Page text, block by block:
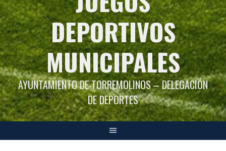
DEPORTIVOS
MUNICIPALES
AYUNTAMIENTO DE TORREMOLINOS – DELEGACIÓN
DE DEPORTES